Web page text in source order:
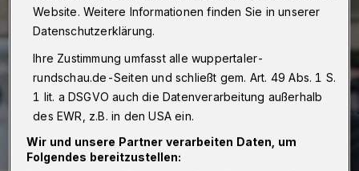
Website. Weitere Informationen finden Sie in unserer
Datenschutzerklärung.
Ihre Zustimmung umfasst alle wuppertaler-
rundschau.de-Seiten und schließt gem. Art. 49 Abs. 1 S.
1 lit. a DSGVO auch die Datenverarbeitung außerhalb
des EWR, z.B. in den USA ein.
Wir und unsere Partner verarbeiten Daten, um
Folgendes bereitzustellen: